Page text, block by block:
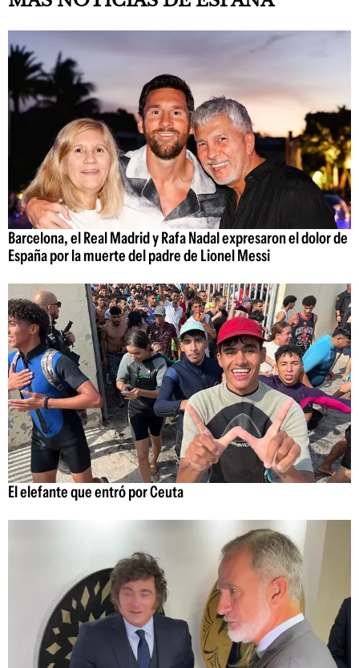
Barcelona, el Real Madrid y Rafa Nadal expresaron el dolor de
España por la muerte del padre de Lionel Messi
El elefante que entró por Ceuta